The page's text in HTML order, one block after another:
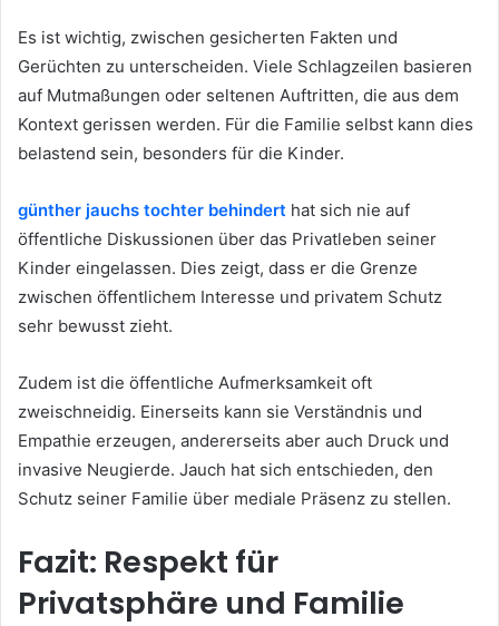
Es ist wichtig, zwischen gesicherten Fakten und
Gerüchten zu unterscheiden. Viele Schlagzeilen basieren
auf Mutmaßungen oder seltenen Auftritten, die aus dem
Kontext gerissen werden. Für die Familie selbst kann dies
belastend sein, besonders für die Kinder.
günther jauchs tochter behindert hat sich nie auf
öffentliche Diskussionen über das Privatleben seiner
Kinder eingelassen. Dies zeigt, dass er die Grenze
zwischen öffentlichem Interesse und privatem Schutz
sehr bewusst zieht.
Zudem ist die öffentliche Aufmerksamkeit oft
zweischneidig. Einerseits kann sie Verständnis und
Empathie erzeugen, andererseits aber auch Druck und
invasive Neugierde. Jauch hat sich entschieden, den
Schutz seiner Familie über mediale Präsenz zu stellen.
Fazit: Respekt für
Privatsphäre und Familie